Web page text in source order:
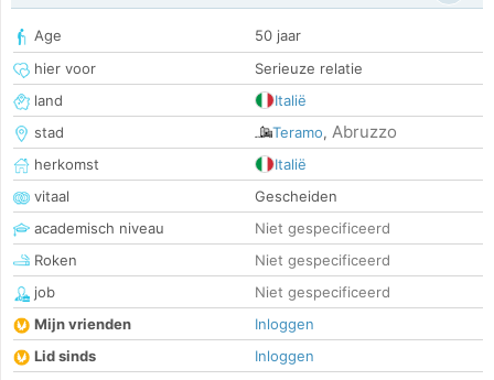
Age
50 jaar
hier voor
Serieuze relatie
land
Italië
stad
Teramo, Abruzzo
herkomst
Italië
vitaal
Gescheiden
academisch niveau
Niet gespecificeerd
Roken
Niet gespecificeerd
job
Niet gespecificeerd
Mijn vrienden
Inloggen
Lid sinds
Inloggen